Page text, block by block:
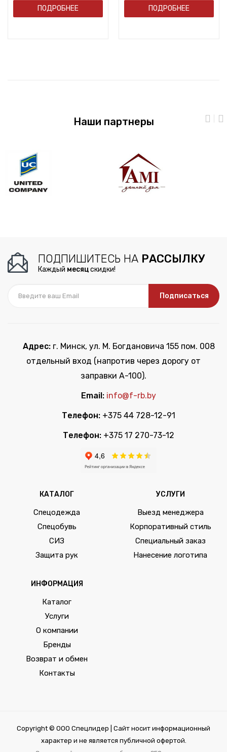
ПОДРОБНЕЕ ПОДРОБНЕЕ
Наши партнеры
ПОДПИШИТЕСЬ НА РАССЫЛКУ
Каждый месяцскидки!
Подписаться
Адрес:г. Минск, ул. М. Богдановича 155 пом. 008
отдельный вход (напротив через дорогу от
заправки А-100).
Email: info@f-rb.by
Телефон: +375 44 728-12-91
Телефон: +375 17 270-73-12
КАТАЛОГ
Спецодежда
Спецобувь
СИЗ
Защита рук
УСЛУГИ
Выезд менеджера
Корпоративный стиль
Специальный заказ
Нанесение логотипа
ИНФОРМАЦИЯ
Каталог
Услуги
О компании
Бренды
Возврат и обмен
Контакты
Copyright © ООО Спецлидер | Сайт носит информационный
характер и не является публичной офертой.